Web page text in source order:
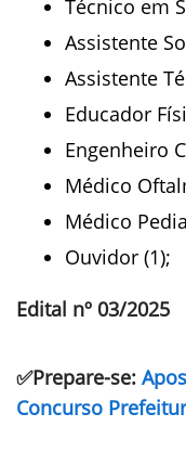
Técnico em
Assistente
Assistente
Educador
Engenheiro
Médico
Médico
Ouvidor (1);
Edital nº 03/2025
✅Prepare-se:
Concurso